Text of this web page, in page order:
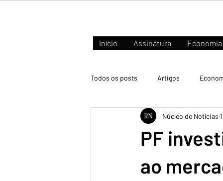
Início Assinatura Economia
Todos os posts Artigos
Negócios e Mercados
PF
ao
Núcleo de Notícias